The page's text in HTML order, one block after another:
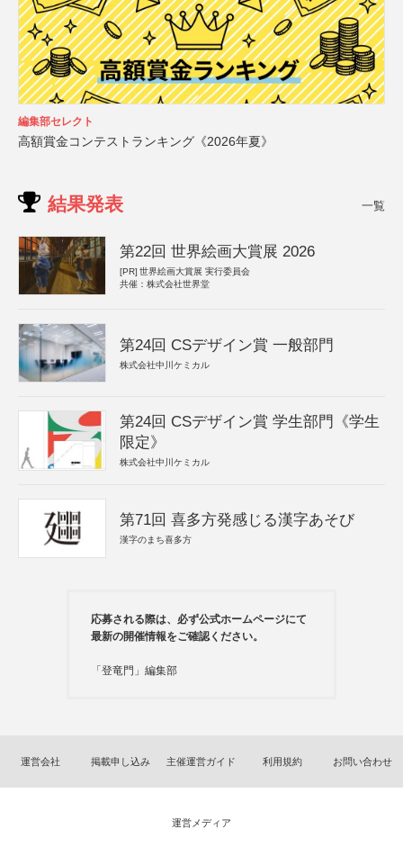
編集部セレクト
高額賞金コンテストランキング《2026年夏》
結果発表 一覧
第22回 世界絵画大賞展 2026
[PR] 世界絵画大賞展 実行委員会
共催：株式会社世界堂
第24回 CSデザイン賞 一般部門
株式会社中川ケミカル
第24回 CSデザイン賞 学生部門《学生
限定》
株式会社中川ケミカル
第71回 喜多方発感じる漢字あそび
漢字のまち喜多方
応募される際は、必ず公式ホームページにて
最新の開催情報をご確認ください。
「登竜門」編集部
運営会社 掲載申し込み 主催運営ガイド 利用規約 お問い合わせ
運営メディア